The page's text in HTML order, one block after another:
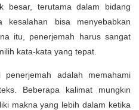
besar, terutama dalam bidang
bisa menyebabkan
itu, penerjemah harus sangat
kata-kata yang tepat.
adalah memahami
Beberapa kalimat mungkin
makna yang lebih dalam ketika